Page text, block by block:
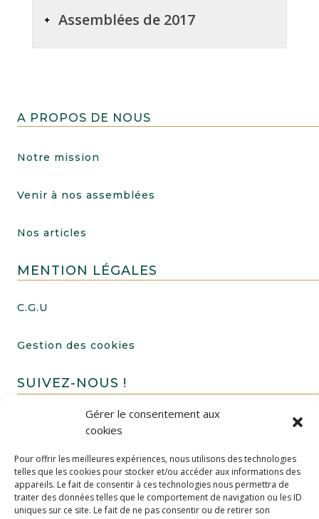
Gérer le consentement aux
cookies
Pour offrir les meilleures expériences, nous utilisons des technologies
telles que les cookies pour stocker et/ou accéder aux informations des
appareils. Le fait de consentir à ces technologies nous permettra de
traiter des données telles que le comportement de navigation ou les ID
uniques sur ce site. Le fait de ne pas consentir ou de retirer son
Assemblées de 2017
A PROPOS DE NOUS
Notre mission
Venir à nos assemblées
Nos articles
MENTION LÉGALES
C.G.U
Gestion des cookies
SUIVEZ-NOUS !